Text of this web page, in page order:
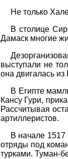
Не только
В столице
Дамаск многие
выступали не
она двигалась
В Египте
Кансу Гури,
Рассчитывая
артиллеристов.
В начале 1517
отряды под
турками. Туман-